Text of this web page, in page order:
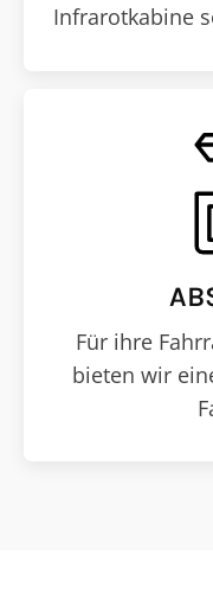
Infrarotkabine
Für ihre
bieten wir